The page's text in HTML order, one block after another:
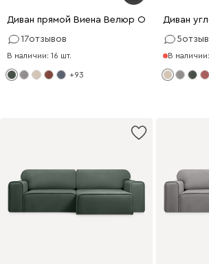
Диван прямой Виена Велюр Оливковый
17отзывов
В наличии: 16 шт.
+93
Диван
5
В